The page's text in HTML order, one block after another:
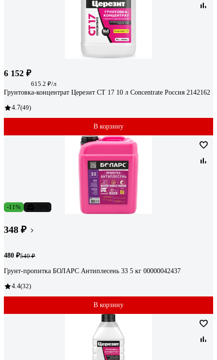
6 152 ₽
615.2 ₽/л
Грунтовка-концентрат Церезит CT 17 10 л Concentrate Россия 2142162
4.7(49)
В корзину
-11%
348 ₽
480 ₽540 ₽
Грунт-пропитка БОЛАРС Антиплесень 33 5 кг 00000042437
4.4(32)
В корзину